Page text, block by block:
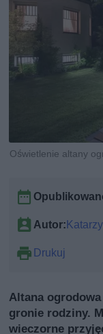
Oświetlenie altany
Autor:
Drukuj
Altana
gronie rodziny.
wieczorne